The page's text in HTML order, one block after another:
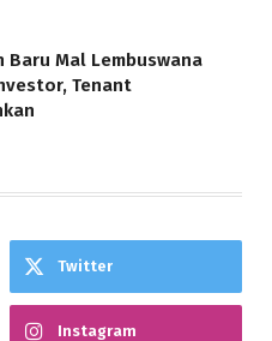
Baru Mal Lembuswana
Tenant
Twitter
Instagram